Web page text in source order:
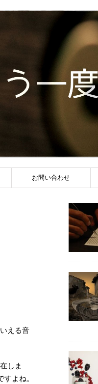
お問い合わせ
える音
しま
よね。